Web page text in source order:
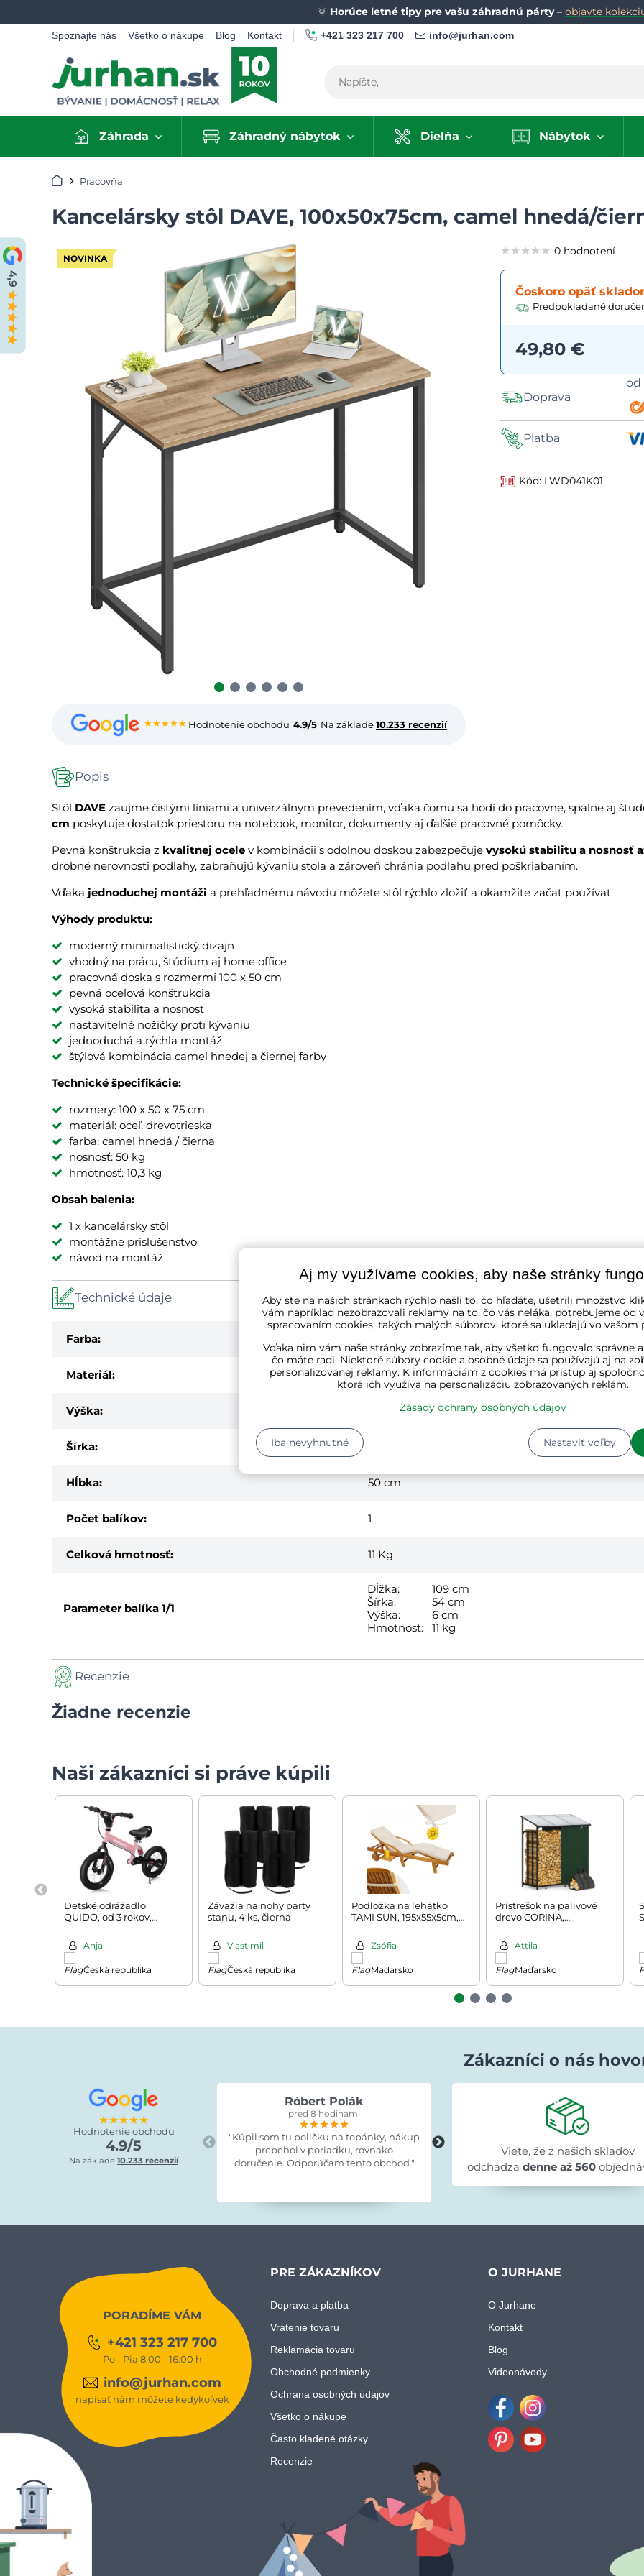
🌞 Horúce letné tipy pre vašu záhradnú párty– objavte
Spoznajte nás Všetko o nákupe Blog Kontakt +421 323 217 700 info@jurhan.com
Záhrada Záhradný nábytok Dielňa Nábytok
Úvod Pracovňa
Kancelársky stôl DAVE, 100x50x75cm, camel hnedá/
NOVINKA
★★★★★ Hodnotenie obchodu 4.9/5 Na základe10.233 recenzií
★★★★★
★★★★★
★★★★★ 0 hodnotení
Čoskoro opäť
Predpokladané
49,80 €
Doprava
od
Platba
Kód: LWD041K01
Popis
Stôl DAVE zaujme čistými líniami a univerzálnym prevedením, vďaka čomu sa hodí do pracovne, spálne aj
cm poskytuje dostatok priestoru na notebook, monitor, dokumenty aj ďalšie pracovné pomôcky.
Pevná konštrukcia z kvalitnej ocele v kombinácii s odolnou doskou zabezpečuje vysokú stabilitu a nosnosť
drobné nerovnosti podlahy, zabraňujú kývaniu stola a zároveň chránia podlahu pred poškriabaním.
Vďaka jednoduchej montáži a prehľadnému návodu môžete stôl rýchlo zložiť a okamžite začať používať.
Výhody produktu:
moderný minimalistický dizajn
vhodný na prácu, štúdium aj home office
pracovná doska s rozmermi 100 x 50 cm
pevná oceľová konštrukcia
vysoká stabilita a nosnosť
nastaviteľné nožičky proti kývaniu
jednoduchá a rýchla montáž
štýlová kombinácia camel hnedej a čiernej farby
Technické špecifikácie:
rozmery: 100 x 50 x 75 cm
materiál: oceľ, drevotrieska
farba: camel hnedá / čierna
nosnosť: 50 kg
hmotnosť: 10,3 kg
Obsah balenia:
1 x kancelársky stôl
montážne príslušenstvo
návod na montáž
Technické údaje
Farba:
Materiál: drevo, oceľ
Výška: 75 cm
Šírka:
Hĺbka: 50 cm
Počet balíkov: 1
Celková hmotnosť: 11 Kg
Parameter balíka 1/1
Dĺžka:
109 cm
Šírka:
54 cm
Výška:
6 cm
Hmotnosť:
11 kg
Recenzie
Žiadne recenzie
Naši zákazníci si práve kúpili
Detské odrážadlo
QUIDO, od 3 rokov,
Anja
Česká republika
Závažia na nohy party
stanu, 4 ks, čierna
Vlastimil
Česká republika
Podložka na lehátko
TAMI SUN, 195x55x5cm,
Zsófia
Maďarsko
Prístrešok na palivové
drevo CORINA,
antracitová/zelená
Attila
Maďarsko
★★★★★
Hodnotenie obchodu
4.9/5
Na základe 10.233 recenzií
Zákazníci o nás
Róbert Polák
pred 8 hodinami
★★★★★
★★★★★
★★★★★
"Kúpil som tu poličku na topánky, nákup
prebehol v poriadku, rovnako
doručenie. Odporúčam tento obchod."
Lenka Bujňáčková
pred 15 hodinami
★★★★★
★★★★★
★★★★★
"Skvelé, tovar doručený včas,
zodpovedá fotografiám, montážny
návod prehľadný a všetky diely
Viete, že z našich skladov
odchádzadenne až 560
PORADÍME VÁM
+421 323 217 700
Po - Pia 8:00 - 16:00 h
info@jurhan.com
napísať nám môžete kedykoľvek
PRE ZÁKAZNÍKOV
Doprava a platba
Vrátenie tovaru
Reklamácia tovaru
Obchodné podmienky
Ochrana osobných údajov
Všetko o nákupe
Často kladené otázky
Recenzie
O JURHANE
O Jurhane
Kontakt
Blog
Videonávody
FacebookInstagram
Aj my využívame cookies, aby naše stránky
Aby ste na našich stránkach rýchlo našli to, čo hľadáte, ušetrili množstvo
vám napríklad nezobrazovali reklamy na to, čo vás neláka, potrebujeme od
spracovaním cookies, takých malých súborov, ktoré sa ukladajú vo vašom
Vďaka nim vám naše stránky zobrazíme tak, aby všetko fungovalo správne
čo máte radi. Niektoré súbory cookie a osobné údaje sa používajú aj na
personalizovanej reklamy. K informáciám z cookies má prístup aj
ktorá ich využíva na personalizáciu zobrazovaných reklám.
Zásady ochrany osobných údajov
Nastaviť voľby
Iba nevyhnutné